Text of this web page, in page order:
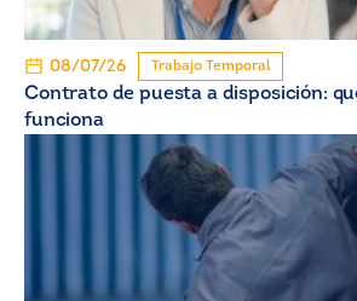
08/07/26 Trabajo Temporal
Contrato de puesta a disposición:
funciona